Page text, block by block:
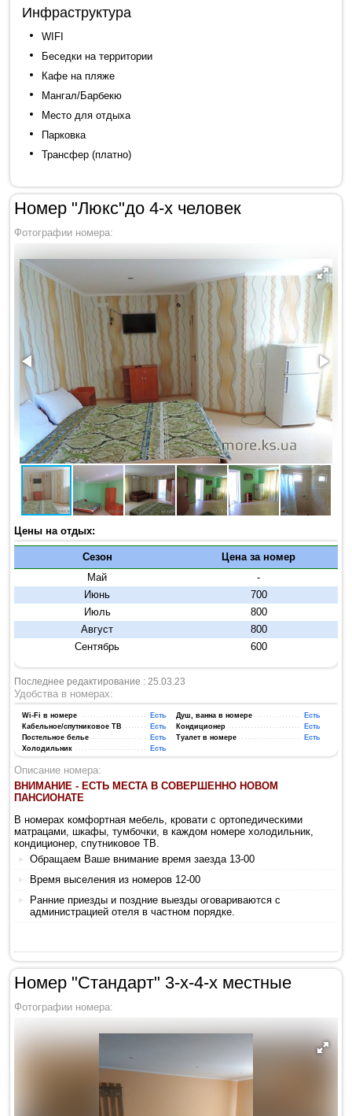
Инфраструктура
WIFI
Беседки на территории
Кафе на пляже
Мангал/Барбекю
Место для отдыха
Парковка
Трансфер (платно)
Номер "Люкс"до 4-х человек
Фотографии номера:
Цены на отдых:
Сезон
Цена за номер
Май
-
Июнь
700
Июль
800
Август
800
Сентябрь
600
Последнее редактирование : 25.03.23
Удобства в номерах:
Wi-Fi в номере Есть Душ, ванна в номере
Есть
Кабельное/спутниковое ТВ
Есть Кондиционер
Есть
Постельное белье
Есть Туалет в номере
Есть
Холодильник
Есть
Описание номера:
ВНИМАНИЕ - ЕСТЬ МЕСТА В СОВЕРШЕННО НОВОМ
ПАНСИОНАТЕ
В номерах комфортная мебель, кровати с ортопедическими
матрацами, шкафы, тумбочки, в каждом номере холодильник,
кондиционер, спутниковое ТВ.
Обращаем Ваше внимание время заезда 13-00
Время выселения из номеров 12-00
Ранние приезды и поздние выезды оговариваются с
администрацией отеля в частном порядке.
Номер "Стандарт" 3-х-4-х местные
Фотографии номера: